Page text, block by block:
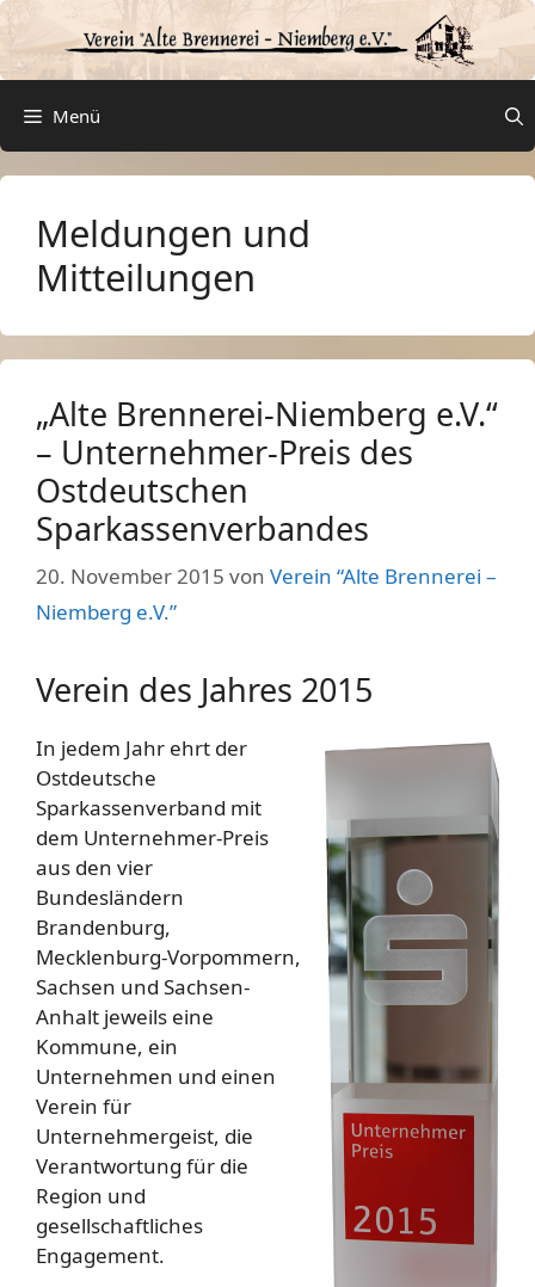
Zum
Inhalt
springen
Menü
Meldungen und
Mitteilungen
„Alte Brennerei-Niemberg e.V.“
– Unternehmer-Preis des
Ostdeutschen
Sparkassenverbandes
20. November 2015 von Verein “Alte Brennerei –
Niemberg e.V.”
Verein des Jahres 2015
In jedem Jahr ehrt der
Ostdeutsche
Sparkassenverband mit
dem Unternehmer-Preis
aus den vier
Bundesländern
Brandenburg,
Mecklenburg-Vorpommern,
Sachsen und Sachsen-
Anhalt jeweils eine
Kommune, ein
Unternehmen und einen
Verein für
Unternehmergeist, die
Verantwortung für die
Region und
gesellschaftliches
Engagement.